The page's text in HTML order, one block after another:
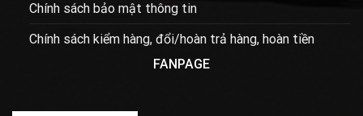
Chính sách bảo mật thông tin
Chính sách kiểm hàng, đổi/hoàn trả hàng, hoàn tiền
FANPAGE